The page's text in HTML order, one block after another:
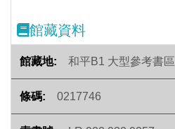
館藏資料
和平B1 大型參考書區
0217746